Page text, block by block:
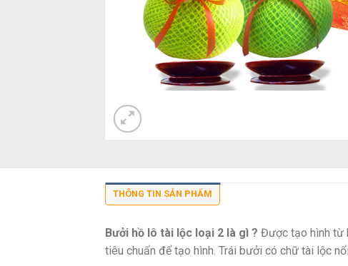
THÔNG TIN SẢN PHẨM
Bưởi hồ lô tài lộc loại 2 là gì ? Được tạo hình từ
tiêu chuẩn để tạo hình. Trái bưởi có chữ tài lộc